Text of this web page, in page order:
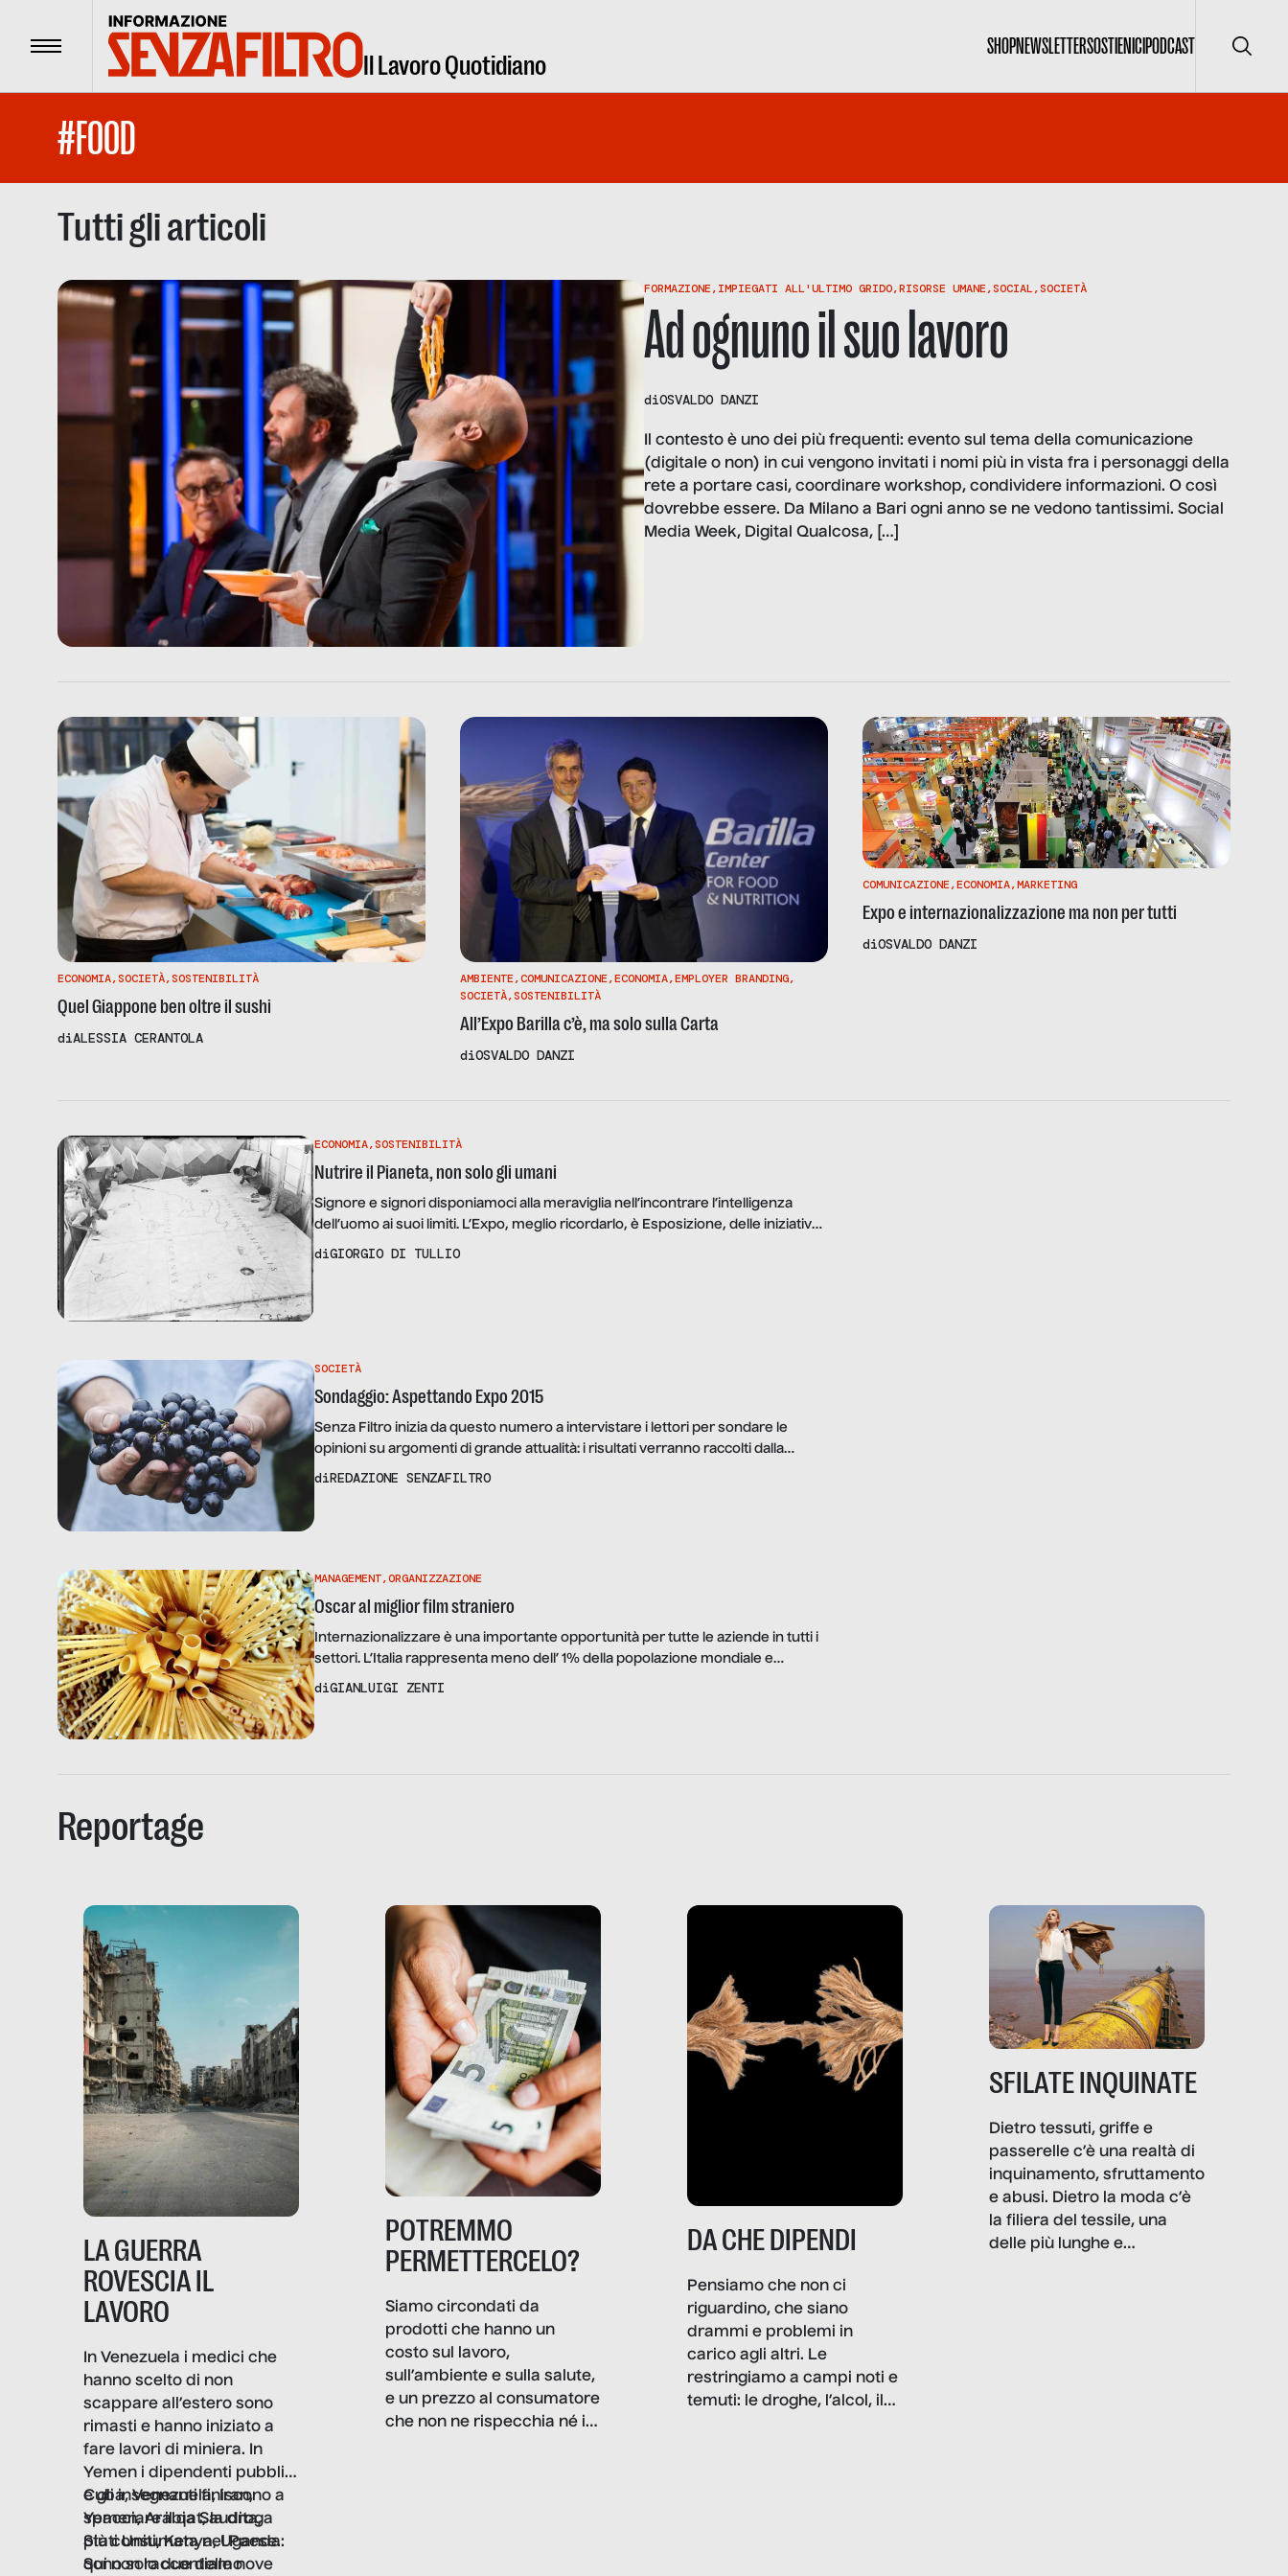
Menu Il Lavoro Quotidiano
SHOPNEWSLETTERSOSTIENICIPODCAST Cerca
#FOOD
Tutti gli articoli
FORMAZIONE,IMPIEGATI ALL'ULTIMO GRIDO,RISORSE UMANE,SOCIAL,SOCIETÀ
Ad ognuno il suo lavoro
diOSVALDO DANZI
Il contesto è uno dei più frequenti: evento sul tema della comunicazione
(digitale o non) in cui vengono invitati i nomi più in vista fra i personaggi della
rete a portare casi, coordinare workshop, condividere informazioni. O così
dovrebbe essere. Da Milano a Bari ogni anno se ne vedono tantissimi. Social
Media Week, Digital Qualcosa, […]
ECONOMIA,SOCIETÀ,SOSTENIBILITÀ
Quel Giappone ben oltre il sushi
diALESSIA CERANTOLA
AMBIENTE,COMUNICAZIONE,ECONOMIA,EMPLOYER BRANDING,
SOCIETÀ,SOSTENIBILITÀ
All’Expo Barilla c’è, ma solo sulla Carta
diOSVALDO DANZI
COMUNICAZIONE,ECONOMIA,MARKETING
Expo e internazionalizzazione ma non per tutti
diOSVALDO DANZI
ECONOMIA,SOSTENIBILITÀ
Nutrire il Pianeta, non solo gli umani
Signore e signori disponiamoci alla meraviglia nell’incontrare l’intelligenza
dell’uomo ai suoi limiti. L’Expo, meglio ricordarlo, è Esposizione, delle iniziative,
delle previsioni, Universale, perché ogni Paese del mondo propone le proprie
virtù. È un evento nel quale si profetizza il futuro di diversi argomenti
diGIORGIO DI TULLIO
SOCIETÀ
Sondaggio: Aspettando Expo 2015
Senza Filtro inizia da questo numero a intervistare i lettori per sondare le
opinioni su argomenti di grande attualità: i risultati verranno raccolti dalla
redazione e poi pubblicati all’interno di mini-inchieste nei numeri successivi. Il
diREDAZIONE SENZAFILTRO
MANAGEMENT,ORGANIZZAZIONE
Oscar al miglior film straniero
Internazionalizzare è una importante opportunità per tutte le aziende in tutti i
settori. L’Italia rappresenta meno dell’ 1% della popolazione mondiale e
pertanto possiamo dire che il 99% del mercato potenziale si trova al di fuori
del nostro paese. L’internazionalizzazione è e rimarrà il principale motore della
crescita di tutte le aziende. Ma quando si prende […]
diGIANLUIGI ZENTI
Reportage
LA GUERRA
ROVESCIA IL
LAVORO
In Venezuela i medici che
hanno scelto di non
scappare all’estero sono
rimasti e hanno iniziato a
fare lavori di miniera. In
Yemen i dipendenti pubblici
e gli insegnanti finiscono a
spacciare il qat, la droga
più consumata nel Paese.
Sono solo due delle nove
Cuba, Venezuela, Iran,
Yemen, Arabia Saudita,
Stati Uniti, Kenya, Uganda:
qui non raccontiamo
POTREMMO
PERMETTERCELO?
Siamo circondati da
prodotti che hanno un
costo sul lavoro,
sull’ambiente e sulla salute,
e un prezzo al consumatore
che non ne rispecchia né il
DA CHE DIPENDI
Pensiamo che non ci
riguardino, che siano
drammi e problemi in
carico agli altri. Le
restringiamo a campi noti e
temuti: le droghe, l’alcol, il
SFILATE INQUINATE
Dietro tessuti, griffe e
passerelle c’è una realtà di
inquinamento, sfruttamento
e abusi. Dietro la moda c’è
la filiera del tessile, una
delle più lunghe e